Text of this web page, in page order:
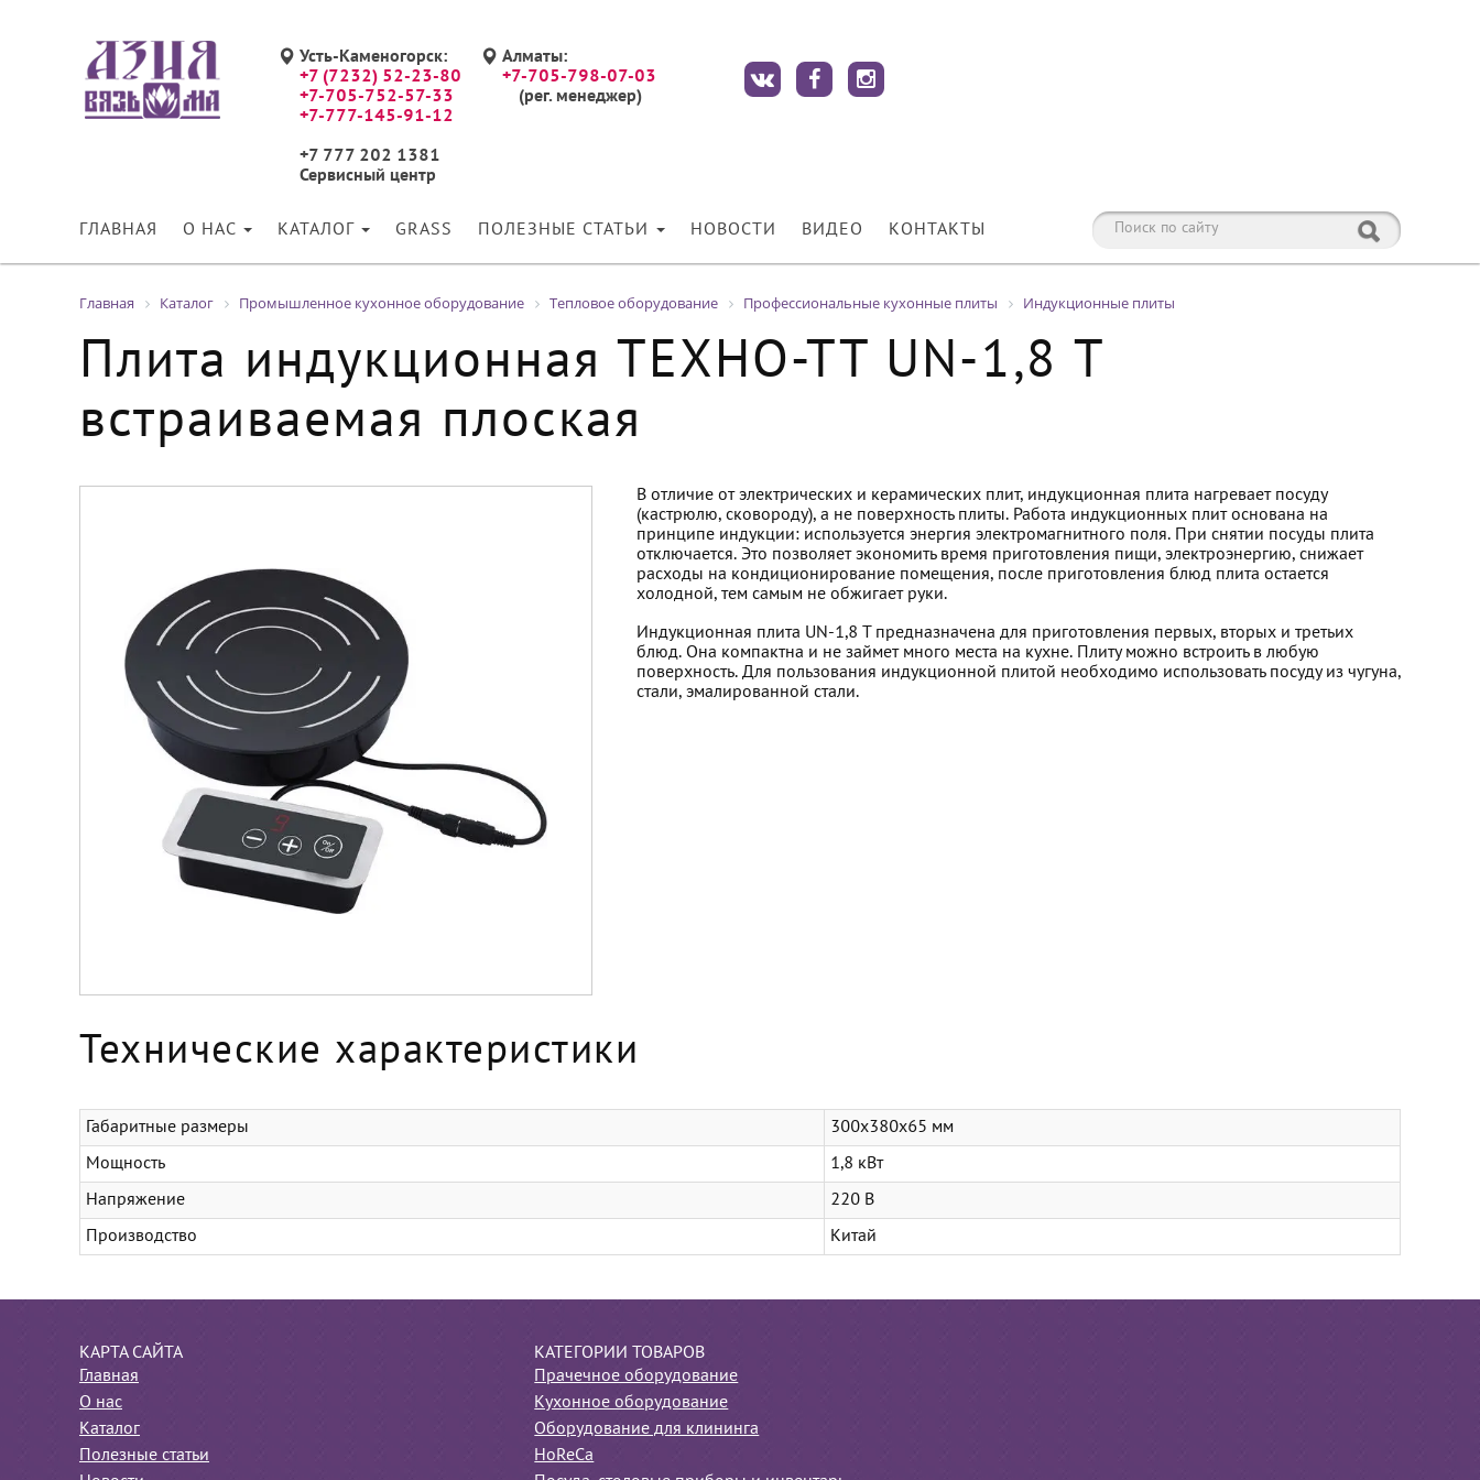
Усть-Каменогорск:
+7 (7232) 52-23-80
+7-705-752-57-33
+7-777-145-91-12
+7 777 202 1381
Сервисный центр
Алматы:
+7-705-798-07-03
(рег. менеджер)
ГЛАВНАЯ О НАС КАТАЛОГ GRASS ПОЛЕЗНЫЕ СТАТЬИ НОВОСТИ ВИДЕО КОНТАКТЫ
Главная Каталог Промышленное кухонное оборудование Тепловое оборудование Профессиональные кухонные плиты Индукционные плиты
Плита индукционная ТЕХНО-ТТ UN-1,8 T
встраиваемая плоская
В отличие от электрических и керамических плит, индукционная плита нагревает посуду
(кастрюлю, сковороду), а не поверхность плиты. Работа индукционных плит основана на
принципе индукции: используется энергия электромагнитного поля. При снятии посуды плита
отключается. Это позволяет экономить время приготовления пищи, электроэнергию, снижает
расходы на кондиционирование помещения, после приготовления блюд плита остается
холодной, тем самым не обжигает руки.
Индукционная плита UN-1,8 T предназначена для приготовления первых, вторых и третьих
блюд. Она компактна и не займет много места на кухне. Плиту можно встроить в любую
поверхность. Для пользования индукционной плитой необходимо использовать посуду из чугуна,
стали, эмалированной стали.
Технические характеристики
Габаритные размеры 300х380х65 мм
Мощность 1,8 кВт
Напряжение 220 В
Производство Китай
КАРТА САЙТА
Главная
О нас
Каталог
Полезные статьи
КАТЕГОРИИ ТОВАРОВ
Прачечное оборудование
Кухонное оборудование
Оборудование для клининга
HoReCa